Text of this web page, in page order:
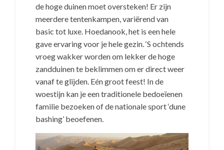
de hoge duinen moet oversteken! Er zijn
meerdere tentenkampen, variërend van
basic tot luxe. Hoedanook, het is een hele
gave ervaring voor je hele gezin. ‘S ochtends
vroeg wakker worden om lekker de hoge
zandduinen te beklimmen om er direct weer
vanaf te glijden. Eén groot feest! In de
woestijn kan je een traditionele bedoeïenen
familie bezoeken of de nationale sport ‘dune
bashing’ beoefenen.